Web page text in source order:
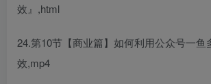
效』,html
24.第10节【商业篇】如何利用公众号一鱼
效,mp4